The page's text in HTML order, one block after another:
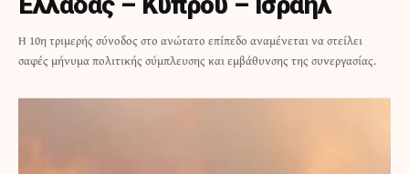
Η 10η τριμερής σύνοδος στο ανώτατο επίπεδο αναμένεται να στείλει
σαφές μήνυμα πολιτικής σύμπλευσης και εμβάθυνσης της συνεργασίας.